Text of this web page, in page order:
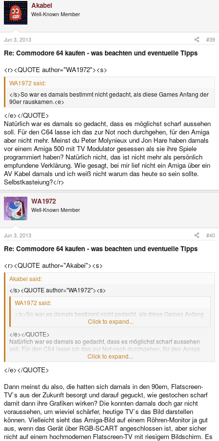
Akabei
Well-Known Member
Jun 3, 2013 #39
Re: Commodore 64 kaufen - was beachten und eventuelle Tipps
<r><QUOTE author="WA1972"><s>
WA1972 said:
</s>So war es damals bestimmt nicht gedacht, als diese Games Anfang der
90er rauskamen.<e>
</e></QUOTE>
Natürlich war es damals so gedacht, dass es möglichst scharf aussehen
soll. Für den C64 lasse ich das zur Not noch durchgehen, für den Amiga
aber nicht mehr. Meinst du Peter Molynieux und Jon Hare haben damals
vor einem Amiga 500 mit TV Modulator gesessen als sie ihre Spiele
programmiert haben? Natürlich nicht, das ist nicht mehr als persönlich
empfundene Verklärung. Wie gesagt, bei mir lief nicht ein Amiga über ein
AV Kabel damals und ich weiß nicht warum das heute so sein sollte.
Selbstkasteiung?</r>
WA1972
Well-Known Member
Jun 3, 2013 #40
Re: Commodore 64 kaufen - was beachten und eventuelle Tipps
<r><QUOTE author="Akabei"><s>
Akabei said:
</s><QUOTE author="WA1972"><s>
WA1972 said:
</s>So war es damals bestimmt nicht gedacht, als diese Games Anfang
Click to expand...
</e></QUOTE>
Natürlich war es damals so gedacht, dass es möglichst scharf aussehen
soll. Für den C64 lasse ich das zur Not noch durchgehen, für den Amiga
aber nicht mehr. Meinst du Peter Molynieux und Jon Hare haben damals vor
einem Amiga 500 mit TV Modulator gesessen als sie ihre Spiele
programmiert haben? Natürlich nicht, das ist nicht mehr als persönlich
AV Kabel damals und ich weiß nicht warum das heute so sein sollte.
Selbstkasteiung?<e>
Click to expand...
</e></QUOTE>
Dann meinst du also, die hatten sich damals in den 90ern, Flatscreen-
TV`s aus der Zukunft besorgt und darauf geguckt, wie gestochen scharf
damit dann ihre Grafiken wirken? Die konnten damals doch gar nicht
voraussehen, um wieviel schärfer, heutige TV`s das Bild darstellen
können. Vielleicht sieht das Amiga-Bild auf einem Röhren-Monitor ja gut
aus, wenn das Gerät über RGB-SCART angeschlossen ist, aber sicher
nicht auf einem hochmodernen Flatscreen-TV mit riesigem Bildschirm. Es